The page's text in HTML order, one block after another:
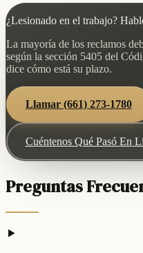
¿Lesionado en el trabajo?
La mayoría de los reclamos
según la sección 5405 del
dice cómo está su plazo.
Llamar (661) 273-1780
Cuéntenos Qué Pasó En
Preguntas